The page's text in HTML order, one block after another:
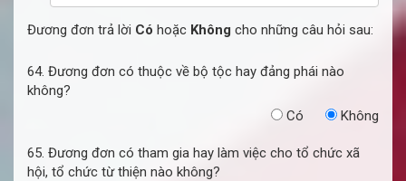
Đương đơn trả lời Có hoặc Không cho những câu hỏi sau:
64. Đương đơn có thuộc về bộ tộc hay đảng phái nào
không?
Có
Không
65. Đương đơn có tham gia hay làm việc cho tổ chức xã
hội, tổ chức từ thiện nào không?